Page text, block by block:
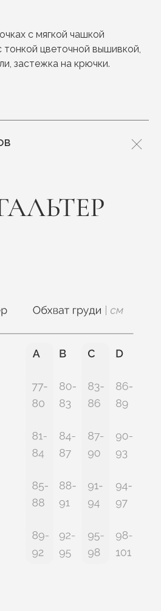
с мягкой чашкой
тонкой цветочной вышивкой,
застежка на крючки.